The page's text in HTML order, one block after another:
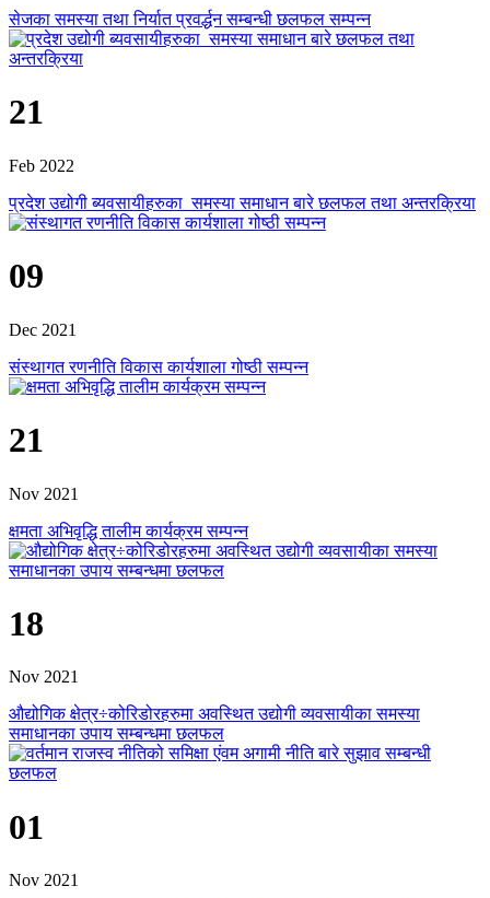
सेजका समस्या तथा निर्यात प्रवर्द्धन सम्बन्धी छलफल सम्पन्न
21
Feb 2022
प्रदेश उद्योगी ब्यवसायीहरुका समस्या समाधान बारे छलफल तथा अन्तरक्रिया
09
Dec 2021
संस्थागत रणनीति विकास कार्यशाला गोष्ठी सम्पन्न
21
Nov 2021
क्षमता अभिवृद्धि तालीम कार्यक्रम सम्पन्न
18
Nov 2021
औद्योगिक क्षेत्र÷कोरिडोरहरुमा अवस्थित उद्योगी व्यवसायीका समस्या
समाधानका उपाय सम्बन्धमा छलफल
01
Nov 2021